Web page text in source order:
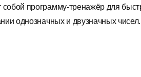
собой программу-тренажёр для
однозначных и двузначных чисел.